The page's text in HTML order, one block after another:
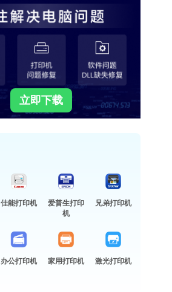
立即下载
佳能打印机
爱普生打印
机
兄弟打印机
办公打印机 家用打印机 激光打印机